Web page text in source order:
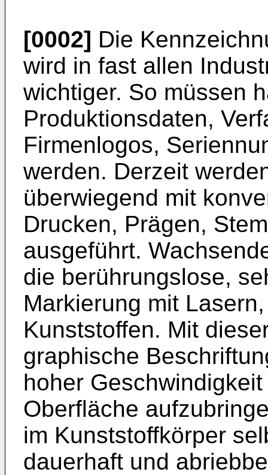
[0002] Die
wird in fast allen
wichtiger. So müssen
Produktionsdaten,
Firmenlogos,
werden. Derzeit
überwiegend mit
Drucken, Prägen,
ausgeführt.
die berührungslose,
Markierung mit
Kunststoffen. Mit
graphische
hoher
Oberfläche
im Kunststoffkörper
dauerhaft und